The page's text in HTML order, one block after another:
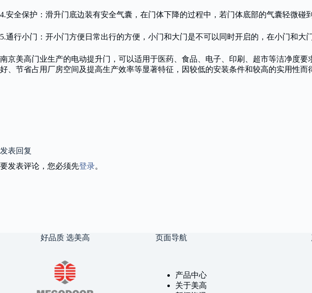
4.安全保护：滑升门底边装有安全气囊，在门体下降的过程中，若门体底部的气囊轻微碰
5.通行小门：开小门方便日常出行的方便，小门和大门是不可以同时开启的，在小门和大
南京美高门业生产的电动提升门，可以适用于医药、食品、电子、印刷、超市等洁净度
好、节省占用厂房空间及提高生产效率等显著特征，因较低的安装条件和较高的实用性
发表回复
要发表评论，您必须先登录。
好品质 选美高 页面导航
产品中心
关于美高